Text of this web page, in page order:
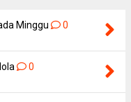
Minggu 0
0